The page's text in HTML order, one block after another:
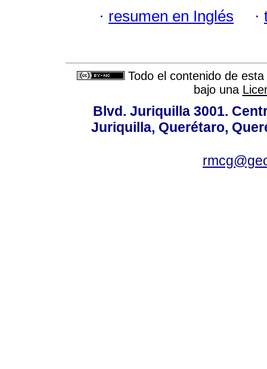
· resumen en Inglés ·
Todo el contenido de
bajo una
Blvd. Juriquilla 3001.
Juriquilla, Querétaro,